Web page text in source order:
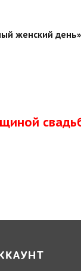
женский